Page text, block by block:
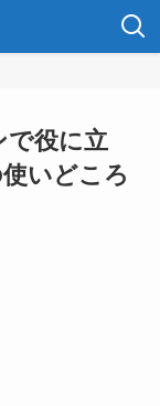
で役に立
いどころ